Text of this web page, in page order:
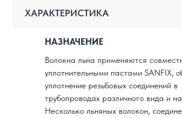
Волокна льна применяются
уплотнительными пастами SANFIX,
уплотнение резьбовых соединений в
трубопроводах различного вида и
Несколько льняных волокон,
НАЗНАЧЕНИЕ